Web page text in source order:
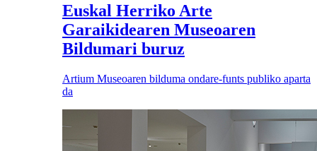
Euskal Herriko Arte
Garaikidearen Museoaren
Bildumari buruz
Artium Museoaren bilduma ondare-funts publiko aparta
da